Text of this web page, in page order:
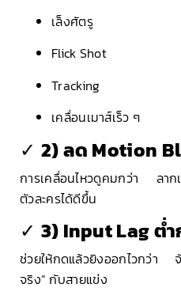
เล็งศัตรู
Flick Shot
Tracking
เคลื่อนเมาส์เร็ว ๆ
✓ 2) ลด Motion
การเคลื่อนไหวดูคมกว่า ลาก
ตัวละครได้ดีขึ้น
✓ 3) Input Lag ต่
ช่วยให้กดแล้วยิงออกไวกว่า
จริง” กับสายแข่ง